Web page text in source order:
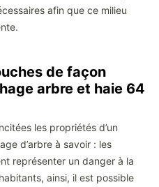
afin que ce milieu
de façon
arbre et haie 64
les propriétés d’un
d’arbre à savoir : les
représenter un danger à la
ainsi, il est possible